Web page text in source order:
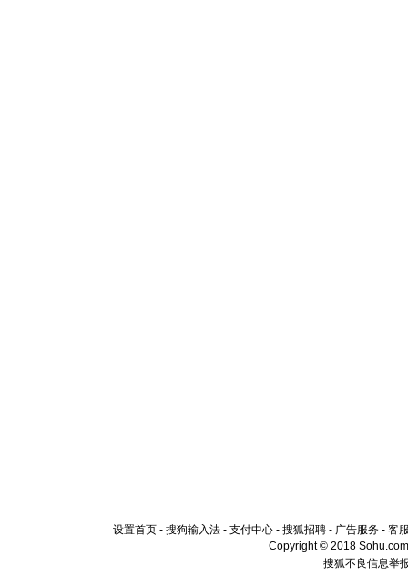
设置首页 - 搜狗输入法 - 支付中心 - 搜狐招聘 - 广告服务 - 客
Copyright © 2018
搜狐不良信息举